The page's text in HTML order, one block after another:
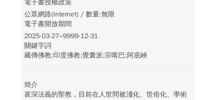
電子書授權政策
公眾網路(Internet) / 數量:無限
電子書開放期間
2025-03-27~9999-12-31
關鍵字詞
藏傳佛教;印度佛教;覺囊派;宗喀巴;阿底峽
簡介
甚深法義的聖教，目前在人世間被淺化、世俗化、學術